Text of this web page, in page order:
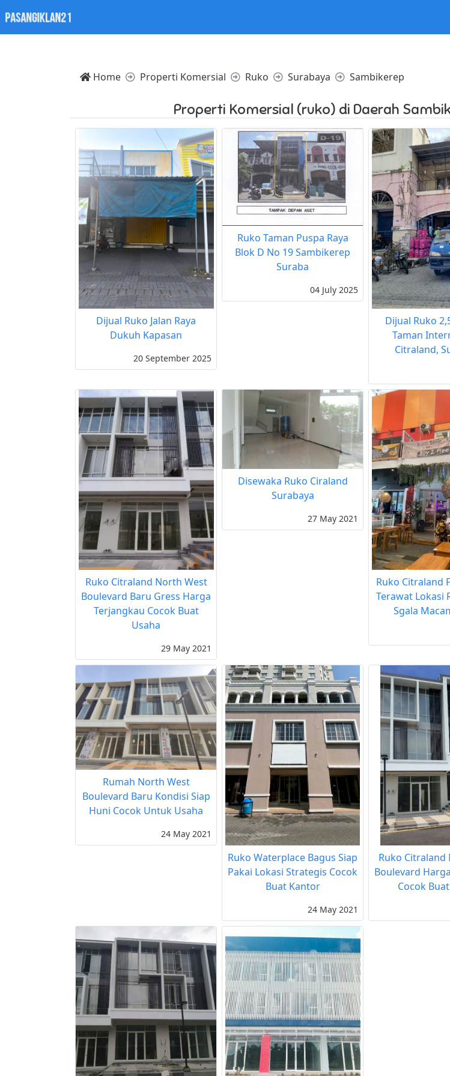
Home Properti Komersial Ruko Surabaya Sambikerep
Properti Komersial (ruko) di Daerah
Dijual Ruko Jalan Raya
Dukuh Kapasan
20 September 2025
Ruko Taman Puspa Raya
Blok D No 19 Sambikerep
Suraba
04 July 2025
Dijual Ruko
Taman
Citraland,
Ruko Citraland North West
Boulevard Baru Gress Harga
Terjangkau Cocok Buat
Usaha
29 May 2021
Disewaka Ruko Ciraland
Surabaya
27 May 2021
Ruko Citraland
Terawat Lokasi
Sgala
Rumah North West
Boulevard Baru Kondisi Siap
Huni Cocok Untuk Usaha
24 May 2021
Ruko Waterplace Bagus Siap
Pakai Lokasi Strategis Cocok
Buat Kantor
24 May 2021
Ruko Citraland
Boulevard
Cocok